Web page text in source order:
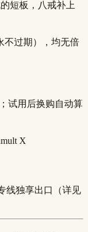
短板，八戒补上
不过期），均无倍
试用后换购自动算
X
线独享出口（详见